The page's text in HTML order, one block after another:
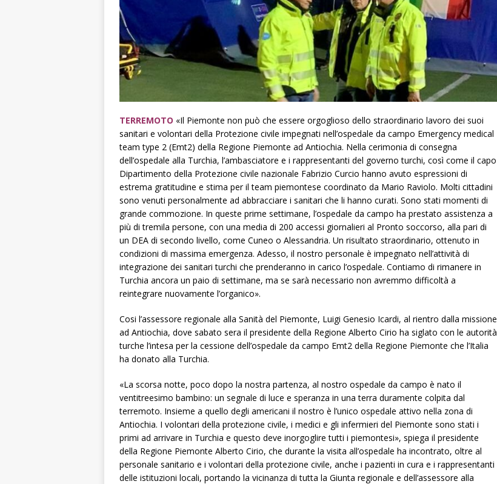
TERREMOTO «Il Piemonte non può che essere orgoglioso dello straordinario lavoro dei suoi
sanitari e volontari della Protezione civile impegnati nell’ospedale da campo Emergency medical
team type 2 (Emt2) della Regione Piemonte ad Antiochia. Nella cerimonia di consegna
dell’ospedale alla Turchia, l’ambasciatore e i rappresentanti del governo turchi, così come il capo
Dipartimento della Protezione civile nazionale Fabrizio Curcio hanno avuto espressioni di
estrema gratitudine e stima per il team piemontese coordinato da Mario Raviolo. Molti cittadini
sono venuti personalmente ad abbracciare i sanitari che li hanno curati. Sono stati momenti di
grande commozione. In queste prime settimane, l’ospedale da campo ha prestato assistenza a
più di tremila persone, con una media di 200 accessi giornalieri al Pronto soccorso, alla pari di
un DEA di secondo livello, come Cuneo o Alessandria. Un risultato straordinario, ottenuto in
condizioni di massima emergenza. Adesso, il nostro personale è impegnato nell’attività di
integrazione dei sanitari turchi che prenderanno in carico l’ospedale. Contiamo di rimanere in
Turchia ancora un paio di settimane, ma se sarà necessario non avremmo difficoltà a
reintegrare nuovamente l’organico».
Cosi l’assessore regionale alla Sanità del Piemonte, Luigi Genesio Icardi, al rientro dalla missione
ad Antiochia, dove sabato sera il presidente della Regione Alberto Cirio ha siglato con le autorità
turche l’intesa per la cessione dell’ospedale da campo Emt2 della Regione Piemonte che l’Italia
ha donato alla Turchia.
«La scorsa notte, poco dopo la nostra partenza, al nostro ospedale da campo è nato il
ventitreesimo bambino: un segnale di luce e speranza in una terra duramente colpita dal
terremoto. Insieme a quello degli americani il nostro è l’unico ospedale attivo nella zona di
Antiochia. I volontari della protezione civile, i medici e gli infermieri del Piemonte sono stati i
primi ad arrivare in Turchia e questo deve inorgoglire tutti i piemontesi», spiega il presidente
della Regione Piemonte Alberto Cirio, che durante la visita all’ospedale ha incontrato, oltre al
personale sanitario e i volontari della protezione civile, anche i pazienti in cura e i rappresentanti
delle istituzioni locali, portando la vicinanza di tutta la Giunta regionale e dell’assessore alla